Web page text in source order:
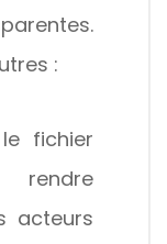
:
fichier
acteurs